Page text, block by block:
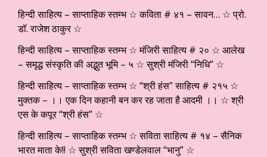
हिन्दी साहित्य – साप्ताहिक स्तम्भ ☆ कविता # ४१ – सावन… ☆ प्रो.
डॉ. राजेश ठाकुर ☆
हिन्दी साहित्य – साप्ताहिक स्तम्भ ☆ मंजिरी साहित्य # २० ☆ आलेख
– समृद्ध संस्कृति की अद्भुत भूमि – ५ ☆ सुश्री मंजिरी “निधि” ☆
हिन्दी साहित्य – साप्ताहिक स्तम्भ ☆ “श्री हंस” साहित्य # २१५ ☆
मुक्तक – ।। एक दिन कहानी बन कर रह जाता है आदमी ।। ☆ श्री
एस के कपूर “श्री हंस” ☆
हिन्दी साहित्य – साप्ताहिक स्तम्भ ☆ सविता साहित्य # १४ – सैनिक
भारत माता के!! ☆ सुश्री सविता खण्डेलवाल “भानु” ☆